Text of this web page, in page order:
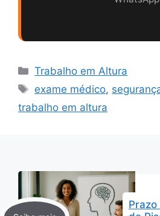
Categorias
Trabalho em Altura
Tags
exame médico,
trabalho em altura
Prazo